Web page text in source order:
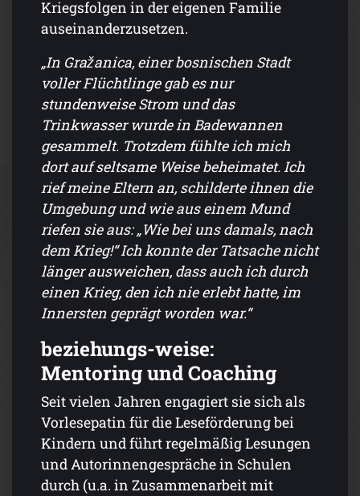
Kriegsfolgen in der eigenen Familie
auseinanderzusetzen.
„In Gražanica, einer bosnischen Stadt
voller Flüchtlinge gab es nur
stundenweise Strom und das
Trinkwasser wurde in Badewannen
gesammelt. Trotzdem fühlte ich mich
dort auf seltsame Weise beheimatet. Ich
rief meine Eltern an, schilderte ihnen die
Umgebung und wie aus einem Mund
riefen sie aus: „Wie bei uns damals, nach
dem Krieg!“ Ich konnte der Tatsache nicht
länger ausweichen, dass auch ich durch
einen Krieg, den ich nie erlebt hatte, im
Innersten geprägt worden war.“
beziehungs-weise:
Mentoring und Coaching
Seit vielen Jahren engagiert sie sich als
Vorlesepatin für die Leseförderung bei
Kindern und führt regelmäßig Lesungen
und Autorinnengespräche in Schulen
durch (u.a. in Zusammenarbeit mit